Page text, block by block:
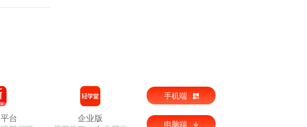
台
企业版
手机端
电脑端